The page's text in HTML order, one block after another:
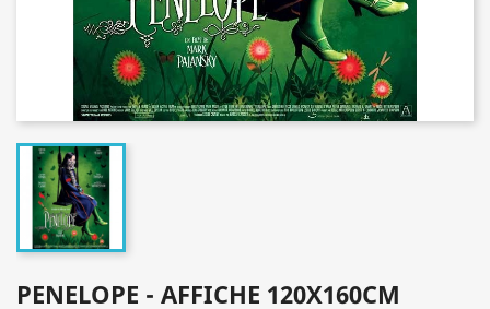
PENELOPE - AFFICHE 120X160CM